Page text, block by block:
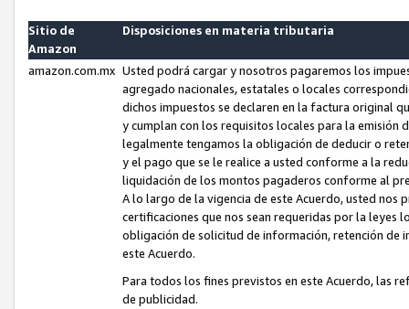
Sitio de
Amazon
Disposiciones en materia tributaria
amazon.com.mx Usted podrá cargar y nosotros pagaremos los
agregado nacionales, estatales o locales
dichos impuestos se declaren en la factura original
y cumplan con los requisitos locales para la emisión
legalmente tengamos la obligación de deducir o
y el pago que se le realice a usted conforme a la
liquidación de los montos pagaderos conforme al
A lo largo de la vigencia de este Acuerdo, usted
certificaciones que nos sean requeridas por la leyes
obligación de solicitud de información, retención de
este Acuerdo.
Para todos los fines previstos en este Acuerdo, las
de publicidad.